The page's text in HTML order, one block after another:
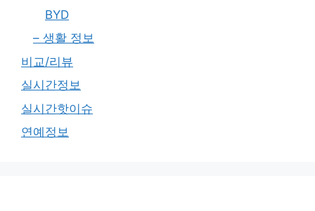
BYD
– 생활 정보
비교/리뷰
실시간정보
실시간핫이슈
연예정보